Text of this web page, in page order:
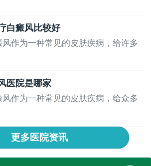
白癜风比较好
作为一种常见的皮肤疾病，给许多
医院是哪家
作为一种常见的皮肤疾病，给众多
更多医院资讯